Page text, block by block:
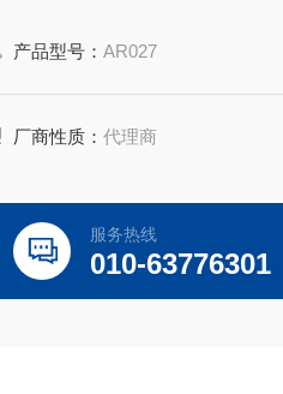
德国Bruker：L030000217，JW-
产品型号：AR027
厂商性质：代理商
服务热线
010-63776301